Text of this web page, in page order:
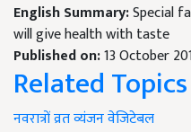
English Summary:Special
will give health with taste
Published on:13 October
Related Topics
नवरात्रोंव्रतव्यंजनवेजिटेबल